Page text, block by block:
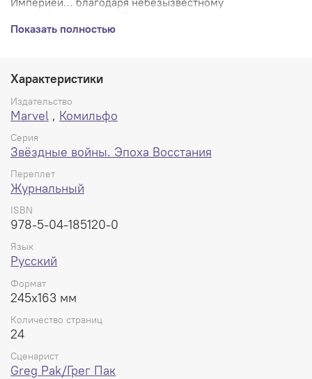
Чубакке. По крайней мере, именно так считает ОН САМ!
Показать полностью
Характеристики
Издательство
Marvel , Комильфо
Серия
Звёздные войны. Эпоха Восстания
Переплет
Журнальный
ISBN
978-5-04-185120-0
Язык
Русский
Формат
245x163 мм
Количество страниц
24
Сценарист
Greg Pak/Грег Пак